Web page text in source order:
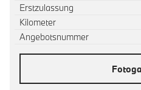
Erstzulassung
Kilometer
Angebotsnummer